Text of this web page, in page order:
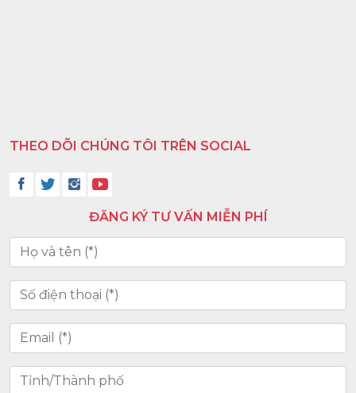
THEO DÕI CHÚNG TÔI TRÊN SOCIAL
ĐĂNG KÝ TƯ VẤN MIỄN PHÍ